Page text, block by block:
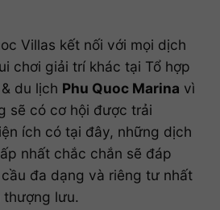
Villas kết nối với mọi dịch
chơi giải trí khác tại Tổ hợp
du lịch Phu Quoc Marina vì
sẽ có cơ hội được trải
ích có tại đây, những dịch
nhất chắc chắn sẽ đáp
đa dạng và riêng tư nhất
lưu.